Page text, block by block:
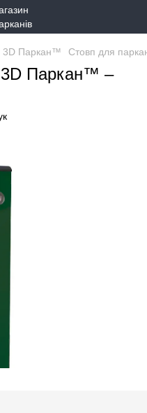
3D Паркан™ Стовп для
3D Паркан™ –